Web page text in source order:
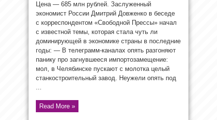
Цена — 685 млн рублей. Заслуженный
экономист России Дмитрий Довженко в беседе
с корреспондентом «Свободной Прессы» начал
с известной темы, которая стала чуть ли
доминирующей в экономике страны в последние
годы: — В телеграмм-каналах опять разгоняют
панику про загнувшееся импортозамещение:
мол, в Челябинске пускают с молотка целый
станкостроительный завод. Неужели опять под
...
Read More »